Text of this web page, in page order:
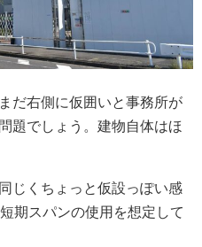
だ右側に仮囲いと事務所が
題でしょう。建物自体はほ
じくちょっと仮設っぽい感
期スパンの使用を想定して